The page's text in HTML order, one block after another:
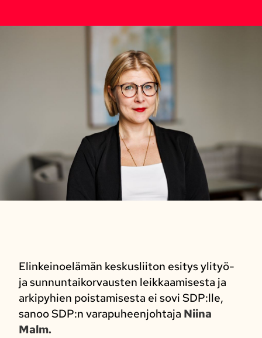
Elinkeinoelämän keskusliiton esitys ylityö-
ja sunnuntaikorvausten leikkaamisesta ja
arkipyhien poistamisesta ei sovi SDP:lle,
sanoo SDP:n varapuheenjohtaja Niina
Malm.